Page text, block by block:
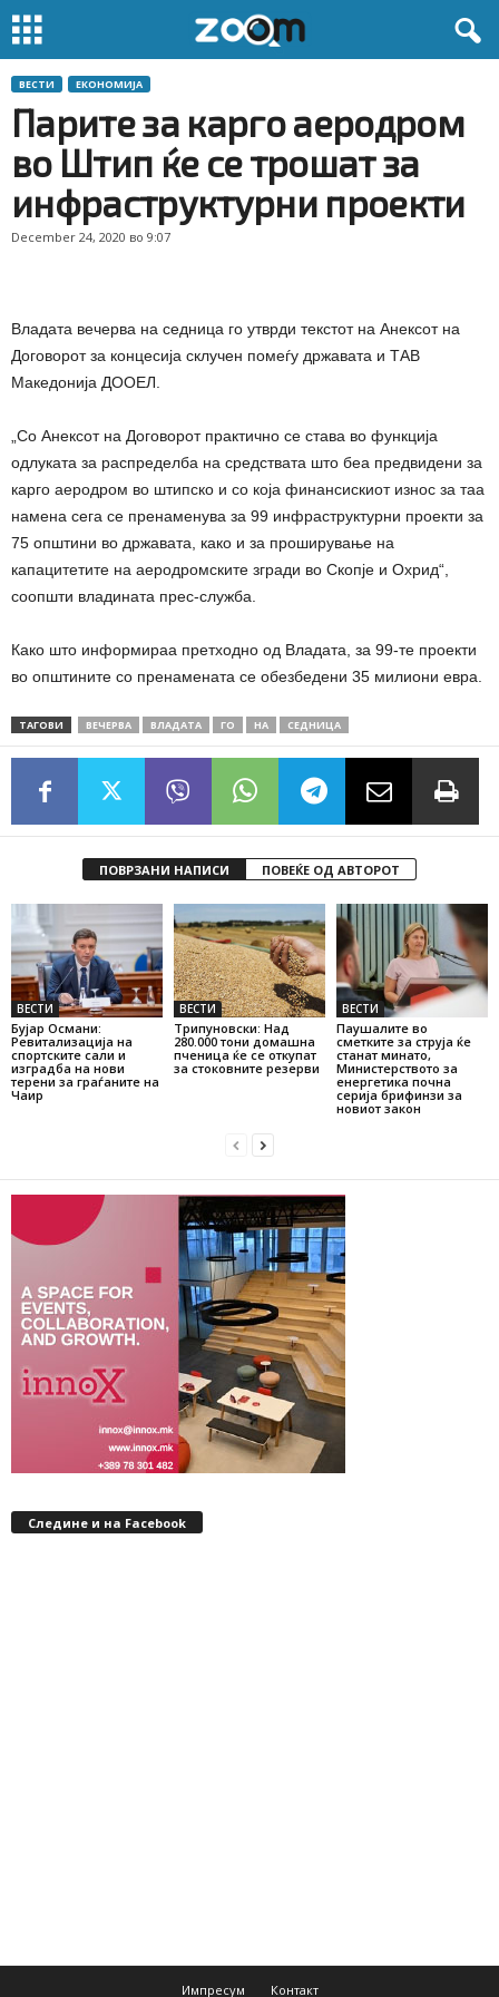
ВЕСТИ ЕКОНОМИЈА
Парите за карго аеродром
во Штип ќе се трошат за
инфраструктурни проекти
December 24, 2020 во 9:07
Владата вечерва на седница го утврди текстот на Анексот на
Договорот за концесија склучен помеѓу државата и ТАВ
Македонија ДООЕЛ.
„Со Анексот на Договорот практично се става во функција
одлуката за распределба на средствата што беа предвидени за
карго аеродром во штипско и со која финансискиот износ за таа
намена сега се пренаменува за 99 инфраструктурни проекти за
75 општини во државата, како и за проширување на
капацитетите на аеродромските згради во Скопје и Охрид“,
соопшти владината прес-служба.
Како што информираа претходно од Владата, за 99-те проекти
во општините со пренамената се обезбедени 35 милиони евра.
ТАГОВИ ВЕЧЕРВА ВЛАДАТА ГО НА СЕДНИЦА
ПОВРЗАНИ НАПИСИ ПОВЕЌЕ ОД АВТОРОТ
ВЕСТИ
Бујар Османи:
Ревитализација на
спортските сали и
изградба на нови
терени за граѓаните на
Чаир
ВЕСТИ
Трипуновски: Над
280.000 тони домашна
пченица ќе се откупат
за стоковните резерви
ВЕСТИ
Паушалите во
сметките за струја ќе
станат минато,
Министерството за
енергетика почна
серија брифинзи за
новиот закон
Следине и на Facebook
Импресум Контакт